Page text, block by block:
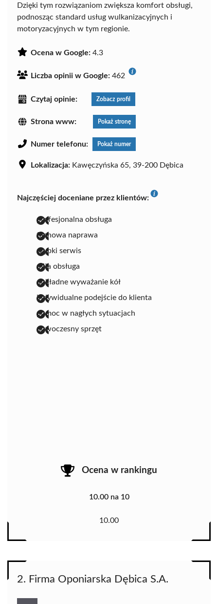
Dzięki tym rozwiązaniom zwiększa komfort obsługi,
podnosząc standard usług wulkanizacyjnych i
motoryzacyjnych w tym regionie.
Ocena w Google: 4.3
Liczba opinii w Google: 462
Czytaj opinie: Zobacz profil
Strona www: Pokaż stronę
Numer telefonu: Pokaż numer
Lokalizacja: Kawęczyńska 65, 39-200 Dębica
Najczęściej doceniane przez klientów:
profesjonalna obsługa
fachowa naprawa
szybki serwis
miła obsługa
dokładne wyważanie kół
indywidualne podejście do klienta
pomoc w nagłych sytuacjach
nowoczesny sprzęt
Ocena w rankingu
10.00 na 10
10.00
2. Firma Oponiarska Dębica S.A.